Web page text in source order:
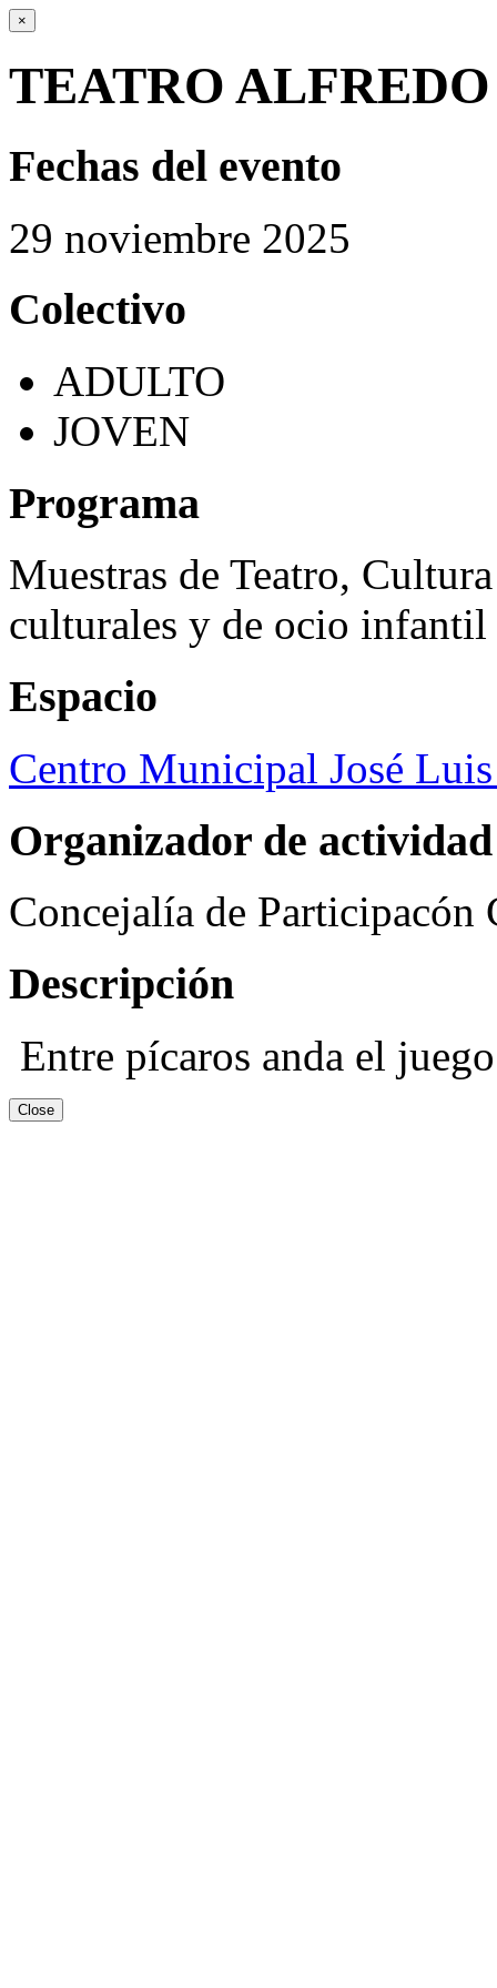
×
TEATRO
Fechas del evento
29 noviembre 2025
Colectivo
ADULTO
JOVEN
Programa
Muestras de Teatro,
culturales y de ocio infantil
Espacio
Centro Municipal José
Organizador de actividad
Concejalía de Participacón
Descripción
Entre pícaros anda el juego
Close